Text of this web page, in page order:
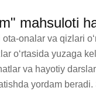
mahsuloti
onalar va qizlari
o‘rtasida yuzaga
va hayotiy
yordam